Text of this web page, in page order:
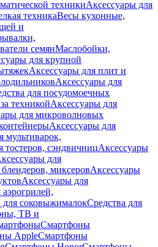
техникиАксессуары для
техникаВесы кухонные,
и
семянМаслобойки,
для крупной
Аксессуары для плит и
Аксессуары для
для посудомоечных
техникойАксессуары для
для микроволновых
Аксессуары для
мультиварок,
тостеров, сэндвичницАксессуары
для
миксеровАксессуары
Аксессуары для
для соковыжималокСредства для
ТВ и
Смартфоны
AppleСмартфоны